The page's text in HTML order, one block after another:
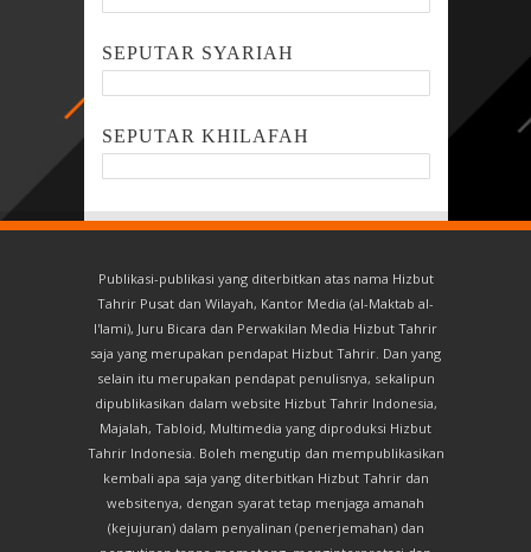
SEPUTAR SYARIAH
SEPUTAR KHILAFAH
Publikasi-publikasi yang diterbitkan atas nama Hizbut
Tahrir Pusat dan Wilayah, Kantor Media (al-Maktab al-
I'lami), Juru Bicara dan Perwakilan Media Hizbut Tahrir
saja yang merupakan pendapat Hizbut Tahrir. Dan yang
selain itu merupakan pendapat penulisnya, sekalipun
dipublikasikan dalam website Hizbut Tahrir Indonesia,
Majalah, Tabloid, Multimedia yang diproduksi Hizbut
Tahrir Indonesia. Boleh mengutip dan mempublikasikan
kembali apa saja yang diterbitkan Hizbut Tahrir dan
websitenya, dengan syarat tetap menjaga amanah
(kejujuran) dalam penyalinan (penerjemahan) dan